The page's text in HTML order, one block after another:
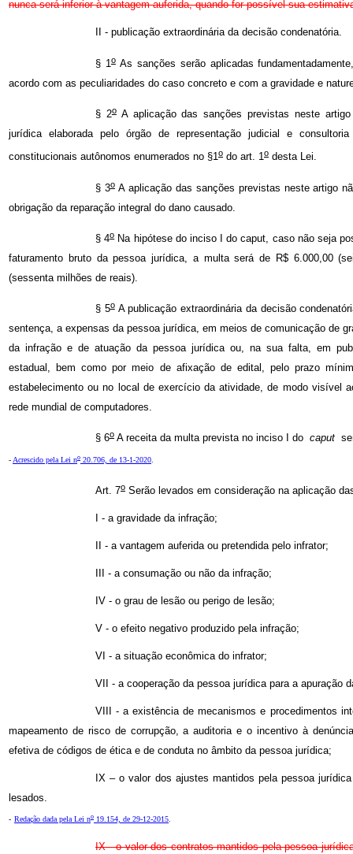
nunca será inferior à vantagem auferida, quando for possível sua
II - publicação extraordinária da decisão condenatória.
§ 1oAs sanções serão aplicadas
acordo com as peculiaridades do caso concreto e com a gravidade e
§ 2oA aplicação das sanções previstas neste
jurídica elaborada pelo órgão de representação judicial e
constitucionais autônomos enumerados no §1o do art. 1o desta Lei.
§ 3oA aplicação das sanções previstas neste artigo
obrigação da reparação integral do dano causado.
§ 4oNa hipótese do inciso I do caput, caso não seja
faturamento bruto da pessoa jurídica, a multa será de R$ 6.000,00
(sessenta milhões de reais).
§ 5oA publicação extraordinária da decisão
sentença, a expensas da pessoa jurídica, em meios de comunicação de
da infração e de atuação da pessoa jurídica ou, na sua falta, em
estadual, bem como por meio de afixação de edital, pelo prazo
estabelecimento ou no local de exercício da atividade, de modo visível
rede mundial de computadores.
§ 6o A receita da multa prevista no inciso I do caput
- Acrescido pela Lei no 20.706, de 13-1-2020
Art. 7o Serão levados em consideração na aplicação
I - a gravidade da infração;
II - a vantagem auferida ou pretendida pelo infrator;
III - a consumação ou não da infração;
IV - o grau de lesão ou perigo de lesão;
V - o efeito negativo produzido pela infração;
VI - a situação econômica do infrator;
VII - a cooperação da pessoa jurídica para a apuração
VIII - a existência de mecanismos e procedimentos
mapeamento de risco de corrupção, a auditoria e o incentivo à
efetiva de códigos de ética e de conduta no âmbito da pessoa jurídica;
IX – o valor dos ajustes mantidos pela pessoa
lesados.
- Redação dada pela Lei no 19.154, de 29-12-2015.
IX - o valor dos contratos mantidos pela pessoa